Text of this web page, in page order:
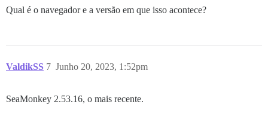
Qual é o navegador e a versão em que isso acontece?
ValdikSS Junho 20, 2023, 1:52pm
7
SeaMonkey 2.53.16, o mais recente.